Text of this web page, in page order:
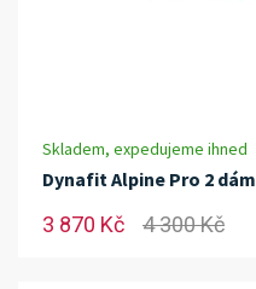
Skladem, expedujeme ihned
Dynafit Alpine Pro 2
3 870 Kč 4 300 Kč